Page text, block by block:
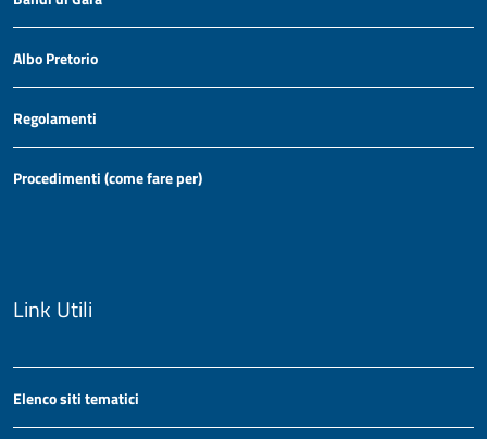
Albo Pretorio
Regolamenti
Procedimenti (come fare per)
Link Utili
Elenco siti tematici